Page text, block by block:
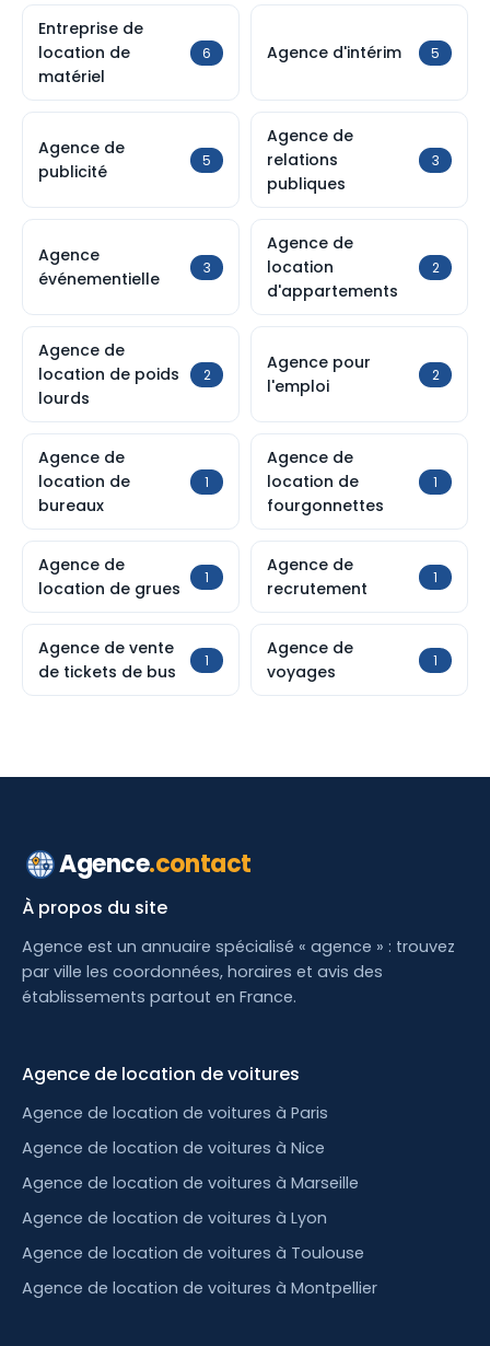
Entreprise de
location de
matériel
6 Agence d'intérim 5
Agence de
publicité
5
Agence de
relations
publiques
3
Agence
événementielle
3
Agence de
location
d'appartements
2
Agence de
location de poids
lourds
2
Agence pour
l'emploi
2
Agence de
location de
bureaux
1
Agence de
location de
fourgonnettes
1
Agence de
location de grues
1
Agence de
recrutement
1
Agence de vente
de tickets de bus
1
Agence de
voyages
1
Agence.contact
À propos du site
Agence est un annuaire spécialisé « agence » : trouvez
par ville les coordonnées, horaires et avis des
établissements partout en France.
Agence de location de voitures
Agence de location de voitures à Paris
Agence de location de voitures à Nice
Agence de location de voitures à Marseille
Agence de location de voitures à Lyon
Agence de location de voitures à Toulouse
Agence de location de voitures à Montpellier